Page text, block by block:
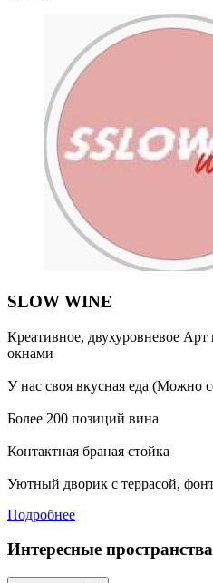
SLOW WINE
Креативное, двухуровневое
окнами
У нас своя вкусная еда (Можно
Более 200 позиций вина
Контактная браная стойка
Уютный дворик с террасой,
Подробнее
Интересные пространства